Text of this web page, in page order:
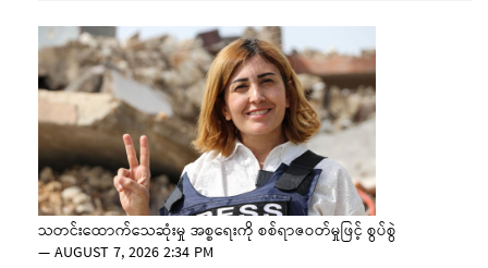
သတင်းထောက်သေဆုံးမှု အစ္စရေးကို စစ်ရာဇဝတ်မှုဖြင့် စွပ်စွဲ
—AUGUST 7, 2026 2:34 PM